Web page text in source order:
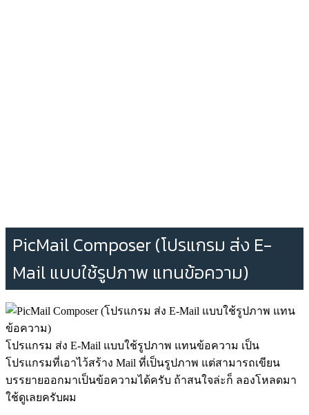
PicMail Composer (โปรแกรม ส่ง E-
Mail แบบใช้รูปภาพ แทนข้อความ)
โปรแกรม ส่ง E-Mail แบบใช้รูปภาพ แทนข้อความ เป็น
โปรแกรมที่เอาไว้สร้าง Mail ที่เป็นรูปภาพ แต่สามารถเขียน
บรรยายออกมาเป็นข้อความได้ครับ ถ้าสนใจล่ะก็ ลองโหลดมา
ใช้ดูเลยครับผม